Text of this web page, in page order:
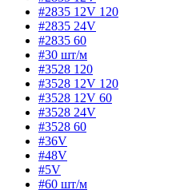
#2835 12V 120
#2835 24V
#2835 60
#30 шт/м
#3528 120
#3528 12V 120
#3528 12V 60
#3528 24V
#3528 60
#36V
#48V
#5V
#60 шт/м